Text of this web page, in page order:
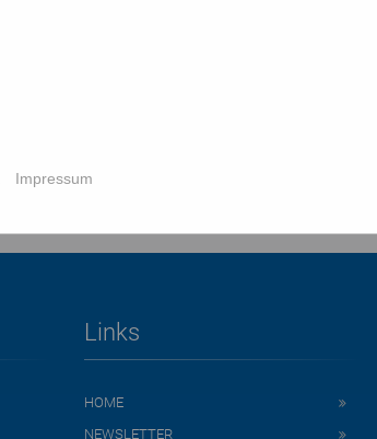
Links
HOME
NEWSLETTER
Impressum